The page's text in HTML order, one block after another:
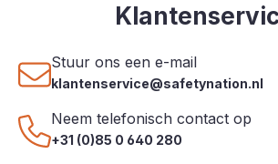
Stuur ons een e-mail
klantenservice@safetynation.nl
Neem telefonisch contact op
+31 (0)85 0 640 280